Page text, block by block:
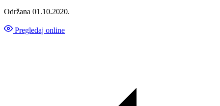
Održana 01.10.2020.
Pregledaj online